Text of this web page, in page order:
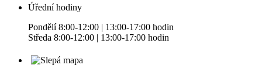
Úřední hodiny
Pondělí 8:00-12:00 | 13:00-17:00 hodin
Středa 8:00-12:00 | 13:00-17:00 hodin